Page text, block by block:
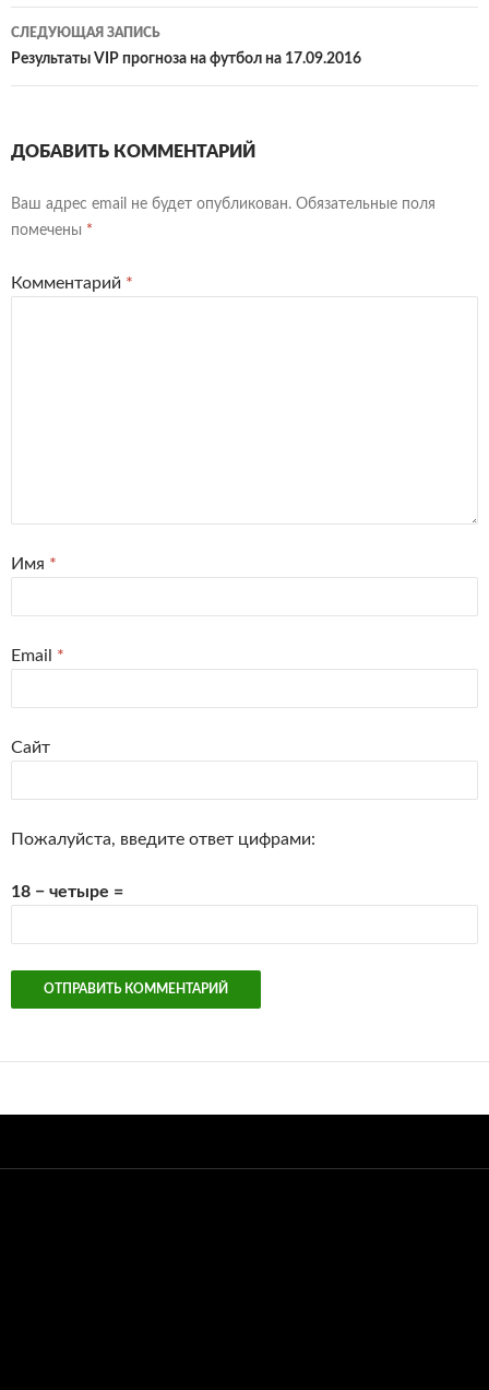
записям
СЛЕДУЮЩАЯ ЗАПИСЬ
Результаты VIP прогноза на футбол на 17.09.2016
ДОБАВИТЬ КОММЕНТАРИЙ
Ваш адрес email не будет опубликован. Обязательные поля
помечены *
Комментарий *
Имя *
Email *
Сайт
Пожалуйста, введите ответ цифрами:
18 − четыре =